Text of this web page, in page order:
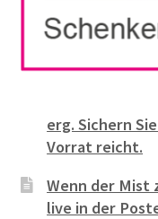
erg. Sichern
Vorrat reicht.
Wenn der Mist
live in der